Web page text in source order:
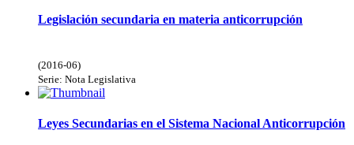
Legislación secundaria en materia anticorrupción
(2016-06)
Serie: Nota Legislativa
Leyes Secundarias en el Sistema Nacional Anticorrupción